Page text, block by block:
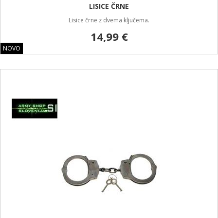
NOVO
LISICE ČRNE
Lisice črne z dvema ključema.
14,99 €